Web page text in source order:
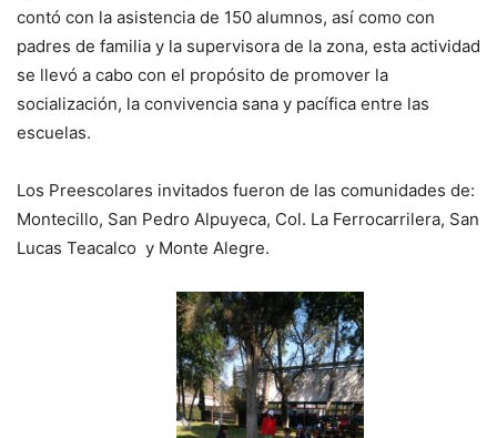
contó con la asistencia de 150 alumnos, así como con
padres de familia y la supervisora de la zona, esta actividad
se llevó a cabo con el propósito de promover la
socialización, la convivencia sana y pacífica entre las
escuelas.
Los Preescolares invitados fueron de las comunidades de:
Montecillo, San Pedro Alpuyeca, Col. La Ferrocarrilera, San
Lucas Teacalco y Monte Alegre.